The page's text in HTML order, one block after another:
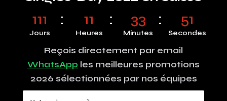
111
Jours
11
Heures
33
Minutes
50
Secondes
Reçois directement par email
WhatsApp les meilleures promotions
2026 sélectionnées par nos équipes